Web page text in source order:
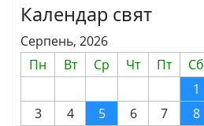
Календар свят
Серпень, 2026
Пн
Вт Ср Чт Пт Сб
1
3
4 5 6 7 8